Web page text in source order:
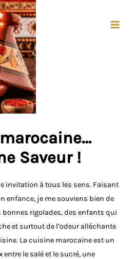
Saveur !
invitation à tous les sens. Faisant
enfance, je me souviens bien de
bonnes rigolades, des enfants qui
et surtout de l’odeur alléchante
La cuisine marocaine est un
le salé et le sucré, une